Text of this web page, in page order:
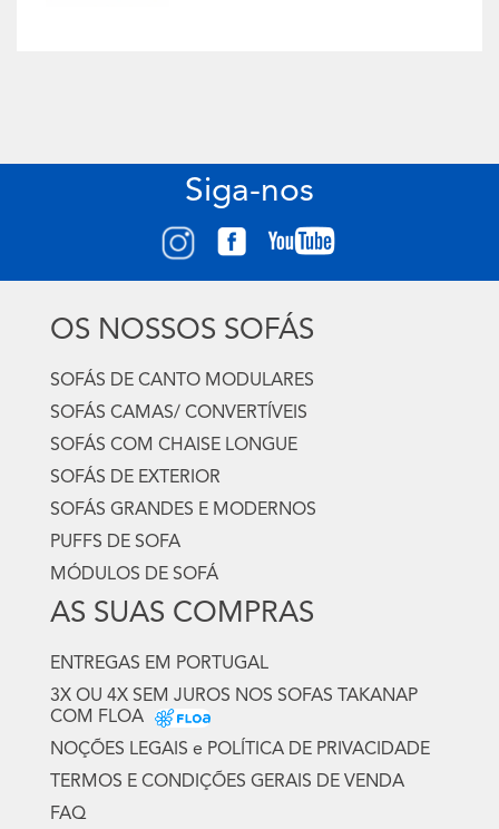
Siga-nos
OS NOSSOS SOFÁS
SOFÁS DE CANTO MODULARES
SOFÁS CAMAS/ CONVERTÍVEIS
SOFÁS COM CHAISE LONGUE
SOFÁS DE EXTERIOR
SOFÁS GRANDES E MODERNOS
PUFFS DE SOFA
MÓDULOS DE SOFÁ
AS SUAS COMPRAS
ENTREGAS EM PORTUGAL
3X OU 4X SEM JUROS NOS SOFAS TAKANAP
COM FLOA
NOÇÕES LEGAIS e POLÍTICA DE PRIVACIDADE
TERMOS E CONDIÇÕES GERAIS DE VENDA
FAQ